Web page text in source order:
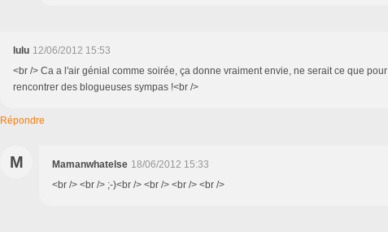
lulu 12/06/2012 15:53
<br /> Ca a l'air génial comme soirée, ça donne vraiment envie, ne serait ce que pour
rencontrer des blogueuses sympas !<br />
Répondre
M Mamanwhatelse 18/06/2012 15:33
<br /> <br /> ;-)<br /> <br /> <br /> <br />